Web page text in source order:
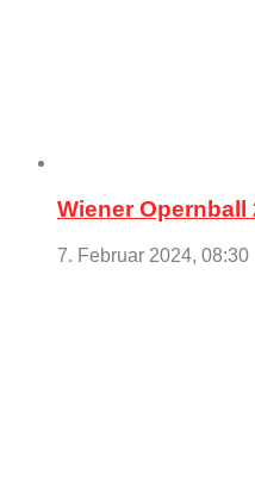
Wiener Opernball
7. Februar 2024, 08:30